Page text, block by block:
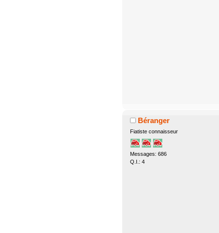
Béranger
Fiatiste connaisseur
Messages: 686
Q.I.: 4